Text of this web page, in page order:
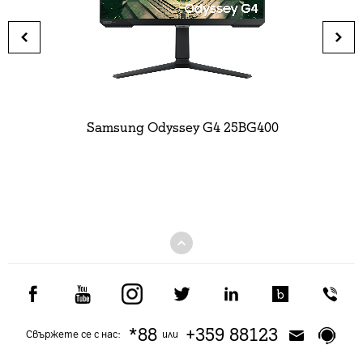
Samsung Odyssey G4 25BG400
Свържете се с нас: *88или +359 88123